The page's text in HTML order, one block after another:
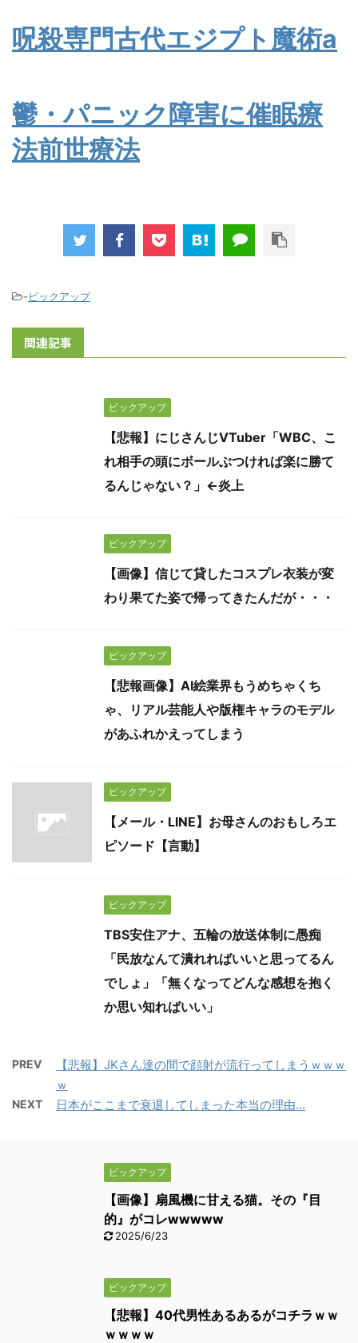
呪殺専門古代エジプト魔術a
鬱・パニック障害に催眠療
法前世療法
-ピックアップ
関連記事
ピックアップ
【悲報】にじさんじVTuber「WBC、こ
れ相手の頭にボールぶつければ楽に勝て
るんじゃない？」←炎上
ピックアップ
【画像】信じて貸したコスプレ衣装が変
わり果てた姿で帰ってきたんだが・・・
ピックアップ
【悲報画像】AI絵業界もうめちゃくち
ゃ、リアル芸能人や版権キャラのモデル
があふれかえってしまう
ピックアップ
【メール・LINE】お母さんのおもしろエ
ピソード【言動】
ピックアップ
TBS安住アナ、五輪の放送体制に愚痴
「民放なんて潰れればいいと思ってるん
でしょ」「無くなってどんな感想を抱く
か思い知ればいい」
PREV
【悲報】JKさん達の間で顔射が流行ってしまうｗｗｗ
ｗ
NEXT 日本がここまで衰退してしまった本当の理由…
ピックアップ
【画像】扇風機に甘える猫。その『目
的』がコレwwwww
2025/6/23
ピックアップ
【悲報】40代男性あるあるがコチラｗｗ
ｗｗｗｗ